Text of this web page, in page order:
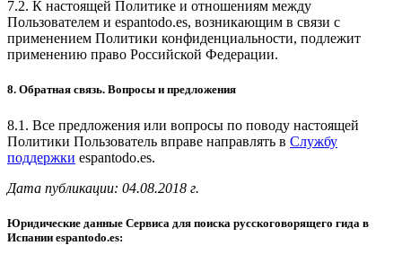
7.2. К настоящей Политике и отношениям между
Пользователем и espantodo.es, возникающим в связи с
применением Политики конфиденциальности, подлежит
применению право Российской Федерации.
8. Обратная связь. Вопросы и предложения
8.1. Все предложения или вопросы по поводу настоящей
Политики Пользователь вправе направлять в Службу
поддержки espantodo.es.
Дата публикации: 04.08.2018 г.
Юридические данные Сервиса для поиска русскоговорящего гида в
Испании espantodo.es: